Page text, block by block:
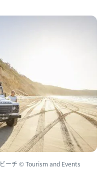
ーチ © Tourism and Events